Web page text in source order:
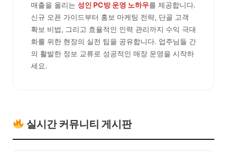
매출을 올리는 성인 PC방 운영 노하우를 제공합니다.
신규 오픈 가이드부터 홍보 마케팅 전략, 단골 고객
확보 비법, 그리고 효율적인 인력 관리까지 수익 극대
화를 위한 현장의 실전 팁을 공유합니다. 업주님들 간
의 활발한 정보 교류로 성공적인 매장 운영을 시작하
세요.
실시간 커뮤니티 게시판